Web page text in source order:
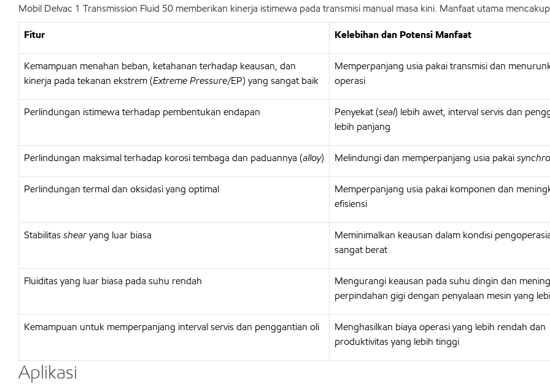
Mobil Delvac 1 Transmission Fluid 50 memberikan kinerja istimewa pada transmisi manual masa kini. Manfaat utama
Fitur Kelebihan dan Potensi Manfaat
Kemampuan menahan beban, ketahanan terhadap keausan, dan
kinerja pada tekanan ekstrem (Extreme Pressure/EP) yang sangat baik
Memperpanjang usia pakai transmisi dan
operasi
Perlindungan istimewa terhadap pembentukan endapan Penyekat (seal) lebih awet, interval servis dan
lebih panjang
Perlindungan maksimal terhadap korosi tembaga dan paduannya (alloy) Melindungi dan memperpanjang usia pakai
Perlindungan termal dan oksidasi yang optimal
Memperpanjang usia pakai komponen dan
efisiensi
Stabilitasshearyang luar biasa
Meminimalkan keausan dalam kondisi
sangat berat
Fluiditas yang luar biasa pada suhu rendah
Mengurangi keausan pada suhu dingin dan
perpindahan gigi dengan penyalaan mesin yang
Kemampuan untuk memperpanjang interval servis dan penggantian oli
Menghasilkan biaya operasi yang lebih rendah dan
produktivitas yang lebih tinggi
Aplikasi